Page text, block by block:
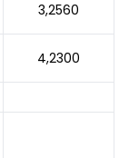
3,2560
4,2300